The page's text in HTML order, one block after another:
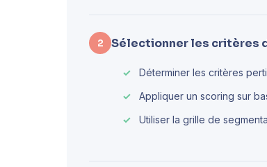
2 Sélectionner les critères
Déterminer les critères
Appliquer un scoring sur
Utiliser la grille de